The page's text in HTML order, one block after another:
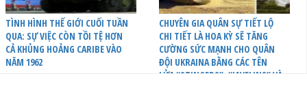
TÌNH HÌNH THẾ GIỚI CUỐI TUẦN
QUA: SỰ VIỆC CÒN TỒI TỆ HƠN
CẢ KHỦNG HOẢNG CARIBE VÀO
NĂM 1962
CHUYÊN GIA QUÂN SỰ TIẾT LỘ
CHI TIẾT LÀ HOA KỲ SẼ TĂNG
CƯỜNG SỨC MẠNH CHO QUÂN
ĐỘI UKRAINA BẰNG CÁC TÊN
LỬA “STINGERS”, “JAVELINS” VÀ